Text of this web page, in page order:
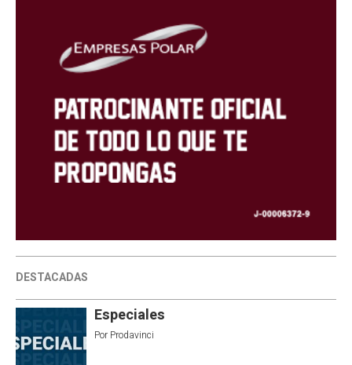
DESTACADAS
Especiales
Por Prodavinci